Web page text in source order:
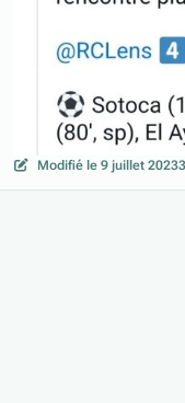
Modifiéle 9 juillet 2023